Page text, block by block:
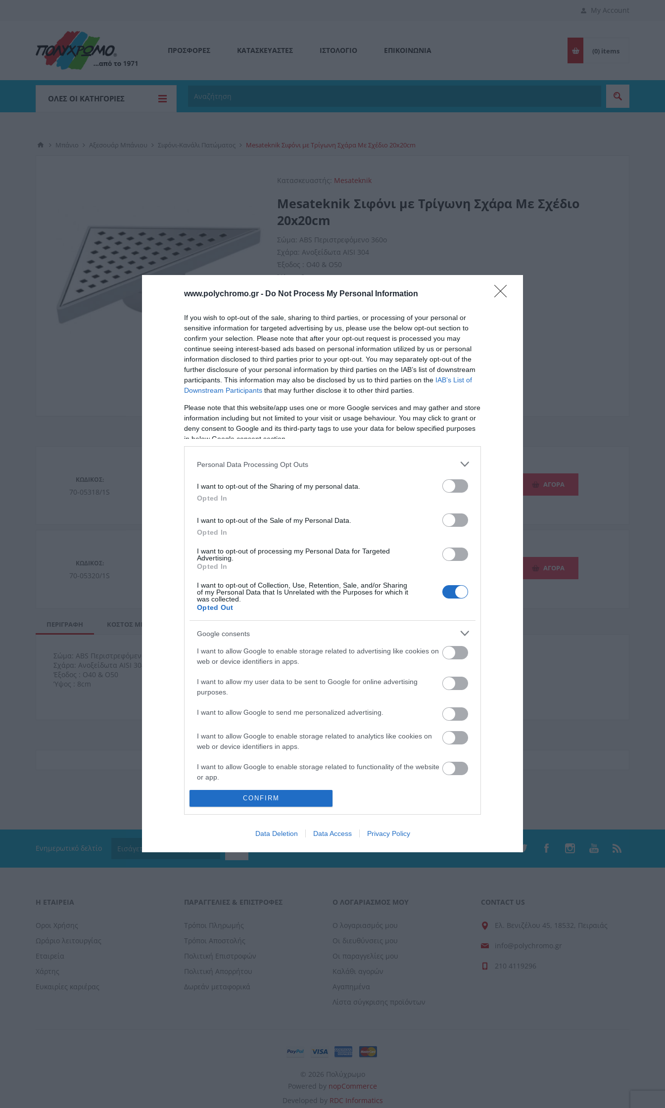
www.polychromo.gr - Do Not Process My Personal Information
If you wish to opt-out of the sale, sharing to third parties, or processing of your personal or
sensitive information for targeted advertising by us, please use the below opt-out section to
confirm your selection. Please note that after your opt-out request is processed you may
continue seeing interest-based ads based on personal information utilized by us or personal
information disclosed to third parties prior to your opt-out. You may separately opt-out of the
further disclosure of your personal information by third parties on the IAB’s list of downstream
participants. This information may also be disclosed by us to third parties on the IAB’s List of
Downstream Participants that may further disclose it to other third parties.
Please note that this website/app uses one or more Google services and may gather and store
information including but not limited to your visit or usage behaviour. You may click to grant or
deny consent to Google and its third-party tags to use your data for below specified purposes
in below Google consent section.
Personal Data Processing Opt Outs
I want to opt-out of the Sharing of my personal data.
Opted In
I want to opt-out of the Sale of my Personal Data.
Opted In
I want to opt-out of processing my Personal Data for Targeted
Advertising.
Opted In
I want to opt-out of Collection, Use, Retention, Sale, and/or Sharing
of my Personal Data that Is Unrelated with the Purposes for which it
was collected.
Opted Out
Google consents
I want to allow Google to enable storage related to advertising like cookies on
web or device identifiers in apps.
I want to allow my user data to be sent to Google for online advertising
purposes.
I want to allow Google to send me personalized advertising.
I want to allow Google to enable storage related to analytics like cookies on
web or device identifiers in apps.
I want to allow Google to enable storage related to functionality of the website
or app.
I want to allow Google to enable storage related to personalization.
authentication functionality and fraud prevention, and other user protection.
CONFIRM
Data Deletion Data Access Privacy Policy
My Account
ΠΡΟΣΦΟΡΕΣ ΚΑΤΑΣΚΕΥΑΣΤΕΣ ΙΣΤΟΛΌΓΙΟ ΕΠΙΚΟΙΝΩΝΊΑ (0) items
ΌΛΕΣ ΟΙ ΚΑΤΗΓΟΡΊΕΣ
Μπάνιο Αξεσουάρ Μπάνιου Σιφόνι-Κανάλι Πατώματος Mesateknik Σιφόνι με Τρίγωνη Σχάρα Με Σχέδιο 20x20cm
Κατασκευαστής: Mesateknik
Mesateknik Σιφόνι με Τρίγωνη Σχάρα Με Σχέδιο
20x20cm
Σώμα: ABS Περιστρεφόμενο 360ο
Σχάρα: Aνοξείδωτα AISI 304
Έξοδος : O40 & O50
Ύψος : 8cm
Share:
ΚΩΔΙΚΟΣ:
70-05318/1S
Τρίγωνη Σχάρα Με Σχέδιο
20x20cm με Έξοδο Φ40
10 ημέρες
21,50 € ΑΓΟΡΑ
ΚΩΔΙΚΟΣ:
70-05320/1S
Mesateknik Σιφόνι με
Τρίγωνη Σχάρα Με Σχέδιο
ΑΓΟΡΑ
ΠΕΡΙΓΡΑΦΉ ΚΌΣΤΟΣ ΜΕΤΑΦΟΡΙΚΏΝ
Σώμα: ABS Περιστρεφόμενο 360ο
Σχάρα: Aνοξείδωτα AISI 304
Έξοδος : O40 & O50
Ύψος : 8cm
Ενημερωτικό δελτίο
Η ΕΤΑΙΡΕΙΑ
Οροι Χρήσης
Ωράριο λειτουργίας
Εταιρεία
Χάρτης
Ευκαιρίες καριέρας
ΠΑΡΑΓΓΕΛΊΕΣ & ΕΠΙΣΤΡΟΦΈΣ
Τρόποι Πληρωμής
Τρόποι Αποστολής
Πολιτική Επιστροφών
Πολιτική Απορρήτου
Δωρεάν μεταφορικά
Ο ΛΟΓΑΡΙΑΣΜΌΣ ΜΟΥ
Ο λογαριασμός μου
Οι διευθύνσεις μου
Οι παραγγελίες μου
Καλάθι αγορών
Αγαπημένα
Λίστα σύγκρισης προϊόντων
CONTACT US
Ελ. Βενιζέλου 45, 18532, Πειραιάς
info@polychromo.gr
210 4119296
© 2026 Πολύχρωμο
Powered by nopCommerce
Developed by RDC Informatics